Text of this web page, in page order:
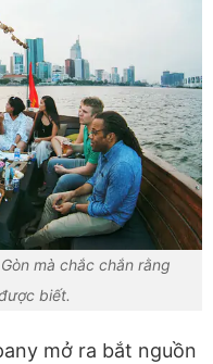
mà chắc chắn rằng
biết.
mở ra bắt nguồn